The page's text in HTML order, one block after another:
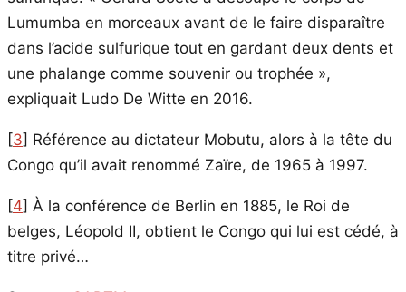
Lumumba en morceaux avant de le faire disparaître
dans l’acide sulfurique tout en gardant deux dents et
une phalange comme souvenir ou trophée »,
expliquait Ludo De Witte en 2016.
[3] Référence au dictateur Mobutu, alors à la tête du
Congo qu’il avait renommé Zaïre, de 1965 à 1997.
[4] À la conférence de Berlin en 1885, le Roi de
belges, Léopold II, obtient le Congo qui lui est cédé, à
titre privé…